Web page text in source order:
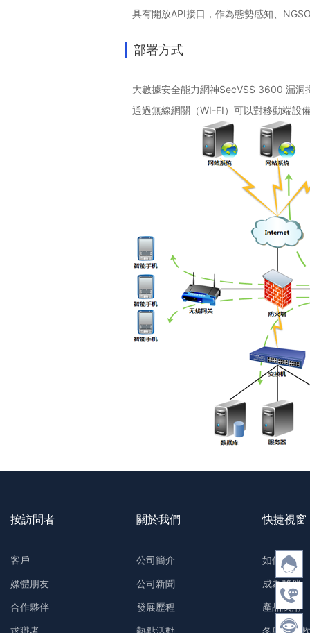
具有開放API接口，作為態勢感知、
部署方式
大數據安全能力網神SecVSS 3600 漏洞
通過無線網關（WI-FI）可以對移動端設
按訪問者
客戶
媒體朋友
合作夥伴
求職者
關於我們
公司簡介
公司新聞
發展歷程
熱點活動
快捷視窗
如何購買
成為夥伴
產品試用
冬奧防護